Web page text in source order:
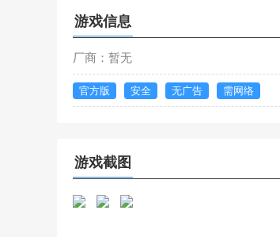
游戏信息
厂商：暂无
官方版 安全 无广告 需网络
游戏截图